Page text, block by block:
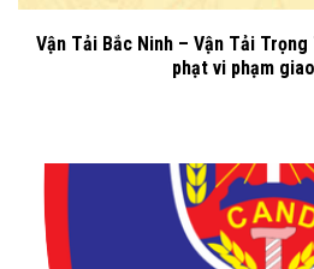
Vận Tải Bắc Ninh – Vận Tải
phạt vi phạm